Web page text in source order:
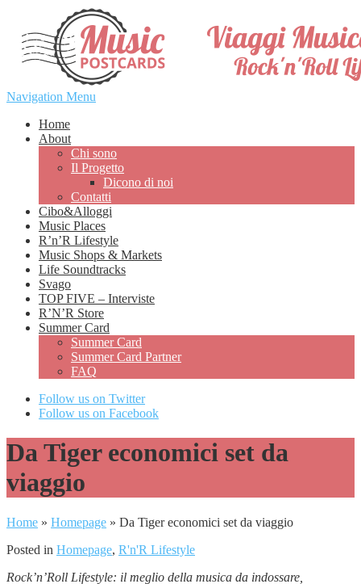
Navigation Menu
Home
About
Chi sono
Il Progetto
Dicono di noi
Contatti
Cibo&Alloggi
Music Places
R’n’R Lifestyle
Music Shops & Markets
Life Soundtracks
Svago
TOP FIVE – Interviste
R’N’R Store
Summer Card
Summer Card
Summer Card Partner
FAQ
Follow us on Twitter
Follow us on Facebook
Da Tiger economici set da
viaggio
Home » Homepage » Da Tiger economici set da viaggio
Posted in Homepage, R'n'R Lifestyle
Rock’n’Roll Lifestyle: il meglio della musica da indossare,